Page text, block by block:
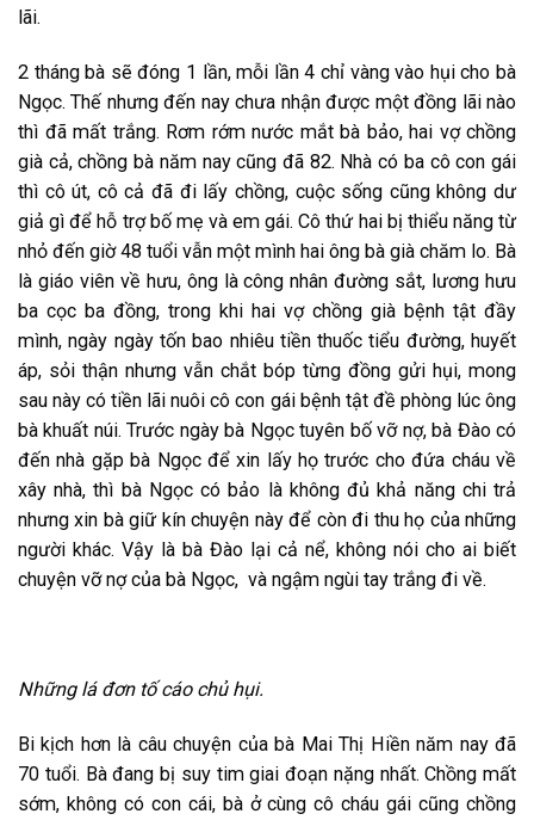
lãi.
2 tháng bà sẽ đóng 1 lần, mỗi lần 4 chỉ vàng vào hụi cho bà
Ngọc. Thế nhưng đến nay chưa nhận được một đồng lãi nào
thì đã mất trắng. Rơm rớm nước mắt bà bảo, hai vợ chồng
già cả, chồng bà năm nay cũng đã 82. Nhà có ba cô con gái
thì cô út, cô cả đã đi lấy chồng, cuộc sống cũng không dư
giả gì để hỗ trợ bố mẹ và em gái. Cô thứ hai bị thiểu năng từ
nhỏ đến giờ 48 tuổi vẫn một mình hai ông bà già chăm lo. Bà
là giáo viên về hưu, ông là công nhân đường sắt, lương hưu
ba cọc ba đồng, trong khi hai vợ chồng già bệnh tật đầy
mình, ngày ngày tốn bao nhiêu tiền thuốc tiểu đường, huyết
áp, sỏi thận nhưng vẫn chắt bóp từng đồng gửi hụi, mong
sau này có tiền lãi nuôi cô con gái bệnh tật đề phòng lúc ông
bà khuất núi. Trước ngày bà Ngọc tuyên bố vỡ nợ, bà Đào có
đến nhà gặp bà Ngọc để xin lấy họ trước cho đứa cháu về
xây nhà, thì bà Ngọc có bảo là không đủ khả năng chi trả
nhưng xin bà giữ kín chuyện này để còn đi thu họ của những
người khác. Vậy là bà Đào lại cả nể, không nói cho ai biết
chuyện vỡ nợ của bà Ngọc, và ngậm ngùi tay trắng đi về.
Những lá đơn tố cáo chủ hụi.
Bi kịch hơn là câu chuyện của bà Mai Thị Hiền năm nay đã
70 tuổi. Bà đang bị suy tim giai đoạn nặng nhất. Chồng mất
sớm, không có con cái, bà ở cùng cô cháu gái cũng chồng